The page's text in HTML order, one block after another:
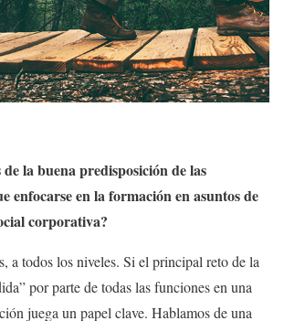
la buena predisposición de las
enfocarse en la formación en asuntos de
corporativa?
a todos los niveles. Si el principal reto de la
por parte de todas las funciones en una
juega un papel clave. Hablamos de una